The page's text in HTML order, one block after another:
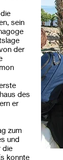
sein
der
des
er
zum
und
die
konnte